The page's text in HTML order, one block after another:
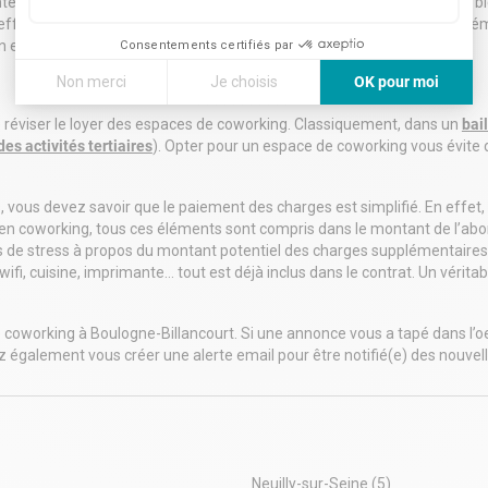
Consentements certifiés par
Non merci Je choisis OK pour moi
Axeptio consent
Plateforme de Gestion du Consentement : Personnalisez vos
Notre plateforme vous permet d'adapter et de gérer vos
réseau de milliers de sites
de réception et d'assistance
et une assistance
de réserver un bureau à
ou au mois
évènements
la gestion de votre compte
flexibles et
un espace de coworking est gage de créativité, de partage et
coworking pour vous faire votre propre opinion !
le loyer des espaces de coworking. Classiquement, dans un
activités tertiaires). Opter pour un espace de coworking vous
devez savoir que le paiement des charges est simplifié. En
coworking, tous ces éléments sont compris dans le montant de
stress à propos du montant potentiel des charges
cuisine, imprimante… tout est déjà inclus dans le contrat. Un
à Boulogne-Billancourt. Si une annonce vous a tapé dans
vous créer une alerte email pour être notifié(e) des
Neuilly-sur-Seine (5)